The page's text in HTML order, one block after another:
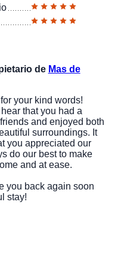
de Mas de
your kind words!
that you had a
and enjoyed both
surroundings. It
you appreciated our
do our best to make
and at ease.
you back again soon
stay!